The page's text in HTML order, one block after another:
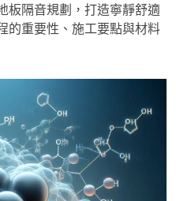
板隔音規劃，打造寧靜舒適
的重要性、施工要點與材料